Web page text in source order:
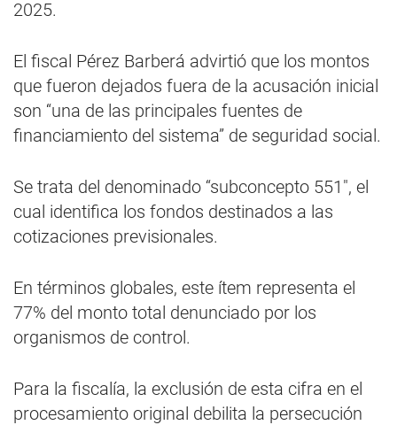
2025.
El fiscal Pérez Barberá advirtió que los montos
que fueron dejados fuera de la acusación inicial
son “una de las principales fuentes de
financiamiento del sistema” de seguridad social.
Se trata del denominado “subconcepto 551", el
cual identifica los fondos destinados a las
cotizaciones previsionales.
En términos globales, este ítem representa el
77% del monto total denunciado por los
organismos de control.
Para la fiscalía, la exclusión de esta cifra en el
procesamiento original debilita la persecución